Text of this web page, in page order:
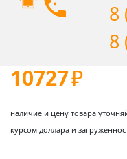
8
8
10727₽
наличие и цену товара
курсом доллара и